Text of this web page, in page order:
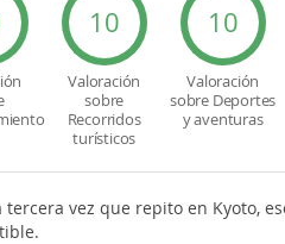
10
Valoración
sobre
Recorridos
turísticos
10
Valoración
sobre Deportes
y aventuras
tercera vez que repito en Kyoto,